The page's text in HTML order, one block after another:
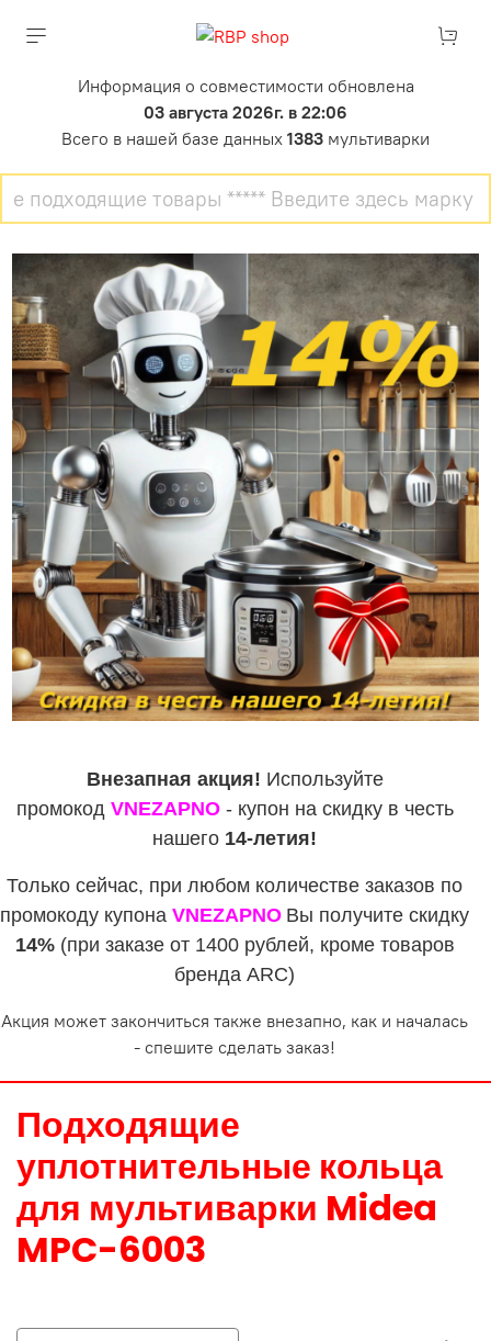
Информация о совместимости обновлена
03 августа 2026г. в 22:06
Всего в нашей базе данных 1383 мультиварки
Внезапная акция! Используйте
промокод VNEZAPNO- купон на скидку в честь
нашего 14-летия!
Только сейчас, при любом количестве заказов по
промокоду купона VNEZAPNO Вы получите скидку
14%(при заказе от 1400 рублей, кроме товаров
бренда ARC)
Акция может закончиться также внезапно, как и началась
- спешите сделать заказ!
Подходящие
уплотнительные кольца
для мультиварки Midea
MPC-6003